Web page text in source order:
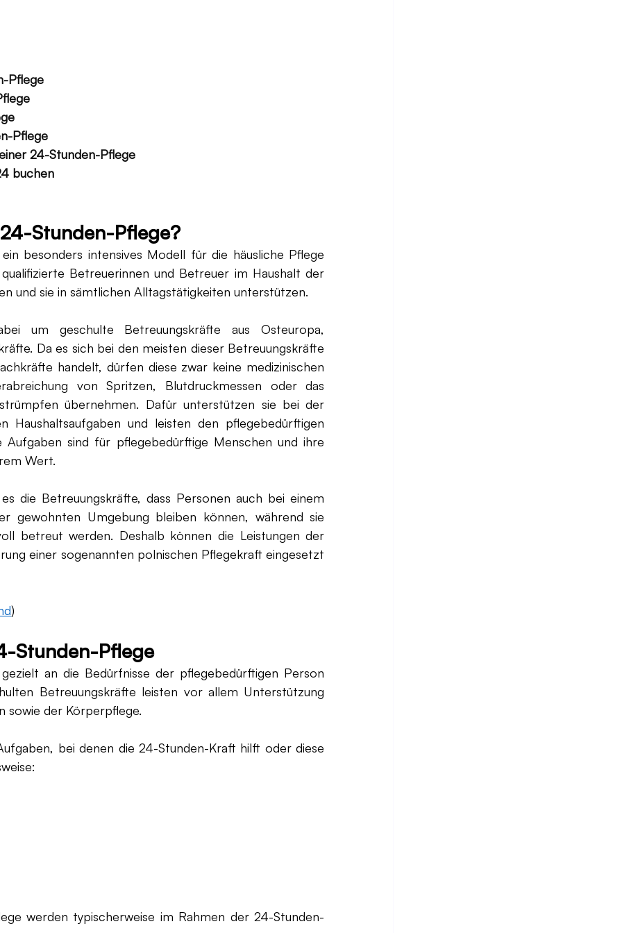
Pflege
Pflege
24-Stunden-Pflege
buchen
Stunden-Pflege?
besonders intensives Modell für die häusliche Pflege
Betreuerinnen und Betreuer im Haushalt der
und sie in sämtlichen Alltagstätigkeiten unterstützen.
um geschulte Betreuungskräfte aus Osteuropa,
Da es sich bei den meisten dieser Betreuungskräfte
handelt, dürfen diese zwar keine medizinischen
von Spritzen, Blutdruckmessen oder das
übernehmen. Dafür unterstützen sie bei der
Haushaltsaufgaben und leisten den pflegebedürftigen
Aufgaben sind für pflegebedürftige Menschen und ihre
Wert.
die Betreuungskräfte, dass Personen auch bei einem
gewohnten Umgebung bleiben können, während sie
betreut werden. Deshalb können die Leistungen der
einer sogenannten polnischen Pflegekraft eingesetzt
)
Stunden-Pflege
an die Bedürfnisse der pflegebedürftigen Person
Betreuungskräfte leisten vor allem Unterstützung
sowie der Körperpflege.
bei denen die 24-Stunden-Kraft hilft oder diese
werden typischerweise im Rahmen der 24-Stunden-